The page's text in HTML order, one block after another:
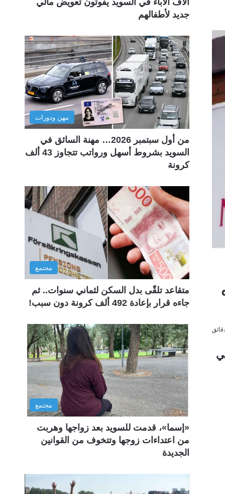
آلاف الآباء في السويد يفوتون تعويض مالي
جديد لأطفالهم
مهن ودورات
من أول سبتمبر 2026… مهنة السائق في
السويد بشروط أسهل ورواتب تتجاوز 43 ألف
كرونة
مجتمع
متقاعد تلقّى بدل السكن لثماني سنوات.. ثم
جاءه قرار بإعادة 492 ألف كرونة دون سبب!
مجتمع
«إسما»، قدمت للسويد بعد زواجها وهربت
من اعتداءات زوجها وتتخوف من القوانين
الجديدة